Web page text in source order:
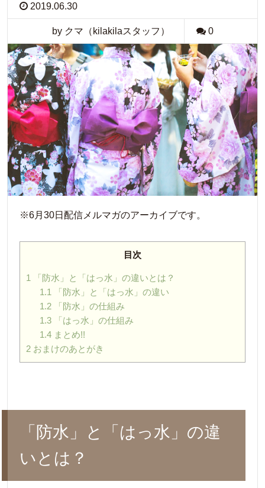
2019.06.30
by クマ（kilakilaスタッフ） 0
※6月30日配信メルマガのアーカイブです。
目次
1
「防水」と「はっ水」の違いとは？
1.1
「防水」と「はっ水」の違い
1.2「防水」の仕組み
1.3「はっ水」の仕組み
1.4まとめ!!
2 おまけのあとがき
「防水」と「はっ水」の違
いとは？